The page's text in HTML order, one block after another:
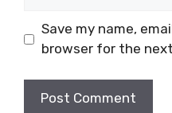
Save my name,
browser for the